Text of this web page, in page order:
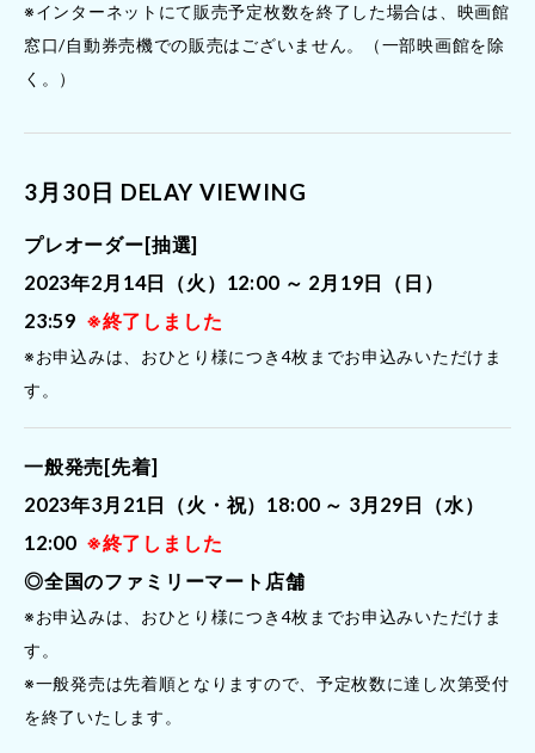
※インターネットにて販売予定枚数を終了した場合は、映画館
窓口/自動券売機での販売はございません。（一部映画館を除
く。）
3月30日 DELAY VIEWING
プレオーダー[抽選]
2023年2月14日（火）12:00 ～ 2月19日（日）
23:59 ※終了しました
※お申込みは、おひとり様につき4枚までお申込みいただけま
す。
一般発売[先着]
2023年3月21日（火・祝）18:00 ～ 3月29日（水）
12:00 ※終了しました
◎全国のファミリーマート店舗
※お申込みは、おひとり様につき4枚までお申込みいただけま
す。
※一般発売は先着順となりますので、予定枚数に達し次第受付
を終了いたします。